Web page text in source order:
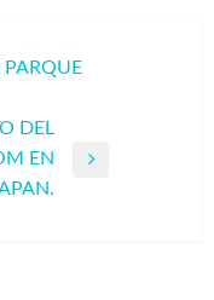
PARQUE
DEL
EN